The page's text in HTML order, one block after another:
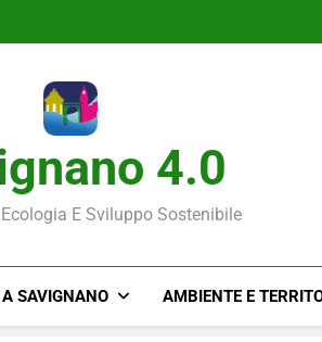
4.0
E Sviluppo Sostenibile
SAVIGNANO AMBIENTE E